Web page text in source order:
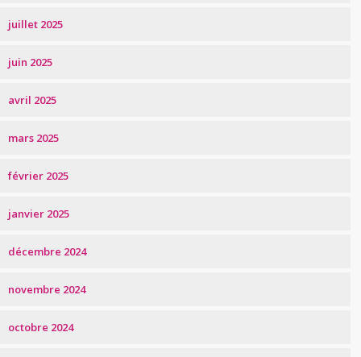
juillet 2025
juin 2025
avril 2025
mars 2025
février 2025
janvier 2025
décembre 2024
novembre 2024
octobre 2024